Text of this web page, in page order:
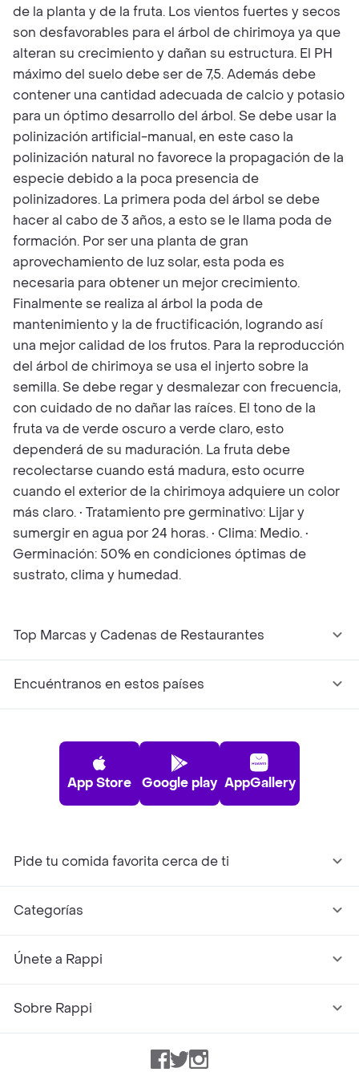
de la planta y de la fruta. Los vientos fuertes y secos
son desfavorables para el árbol de chirimoya ya que
alteran su crecimiento y dañan su estructura. El PH
máximo del suelo debe ser de 7,5. Además debe
contener una cantidad adecuada de calcio y potasio
para un óptimo desarrollo del árbol. Se debe usar la
polinización artificial-manual, en este caso la
polinización natural no favorece la propagación de la
especie debido a la poca presencia de
polinizadores. La primera poda del árbol se debe
hacer al cabo de 3 años, a esto se le llama poda de
formación. Por ser una planta de gran
aprovechamiento de luz solar, esta poda es
necesaria para obtener un mejor crecimiento.
Finalmente se realiza al árbol la poda de
mantenimiento y la de fructificación, logrando así
una mejor calidad de los frutos. Para la reproducción
del árbol de chirimoya se usa el injerto sobre la
semilla. Se debe regar y desmalezar con frecuencia,
con cuidado de no dañar las raíces. El tono de la
fruta va de verde oscuro a verde claro, esto
dependerá de su maduración. La fruta debe
recolectarse cuando está madura, esto ocurre
cuando el exterior de la chirimoya adquiere un color
más claro. • Tratamiento pre germinativo: Lijar y
sumergir en agua por 24 horas. • Clima: Medio. •
Germinación: 50% en condiciones óptimas de
sustrato, clima y humedad.
Top Marcas y Cadenas de Restaurantes
Encuéntranos en estos países
App Store Google play AppGallery
Pide tu comida favorita cerca de ti
Categorías
Únete a Rappi
Sobre Rappi
Facebook
TwitterInstagram